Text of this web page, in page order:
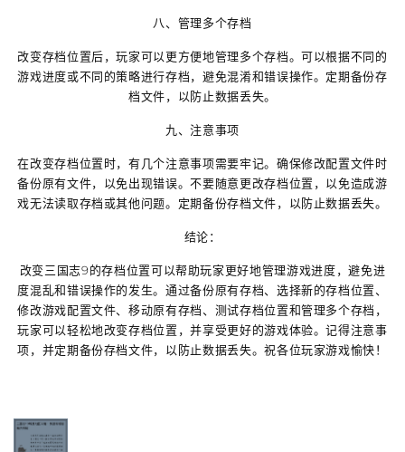
八、管理多个存档
改变存档位置后，玩家可以更方便地管理多个存档。可以根据不同的
游戏进度或不同的策略进行存档，避免混淆和错误操作。定期备份存
档文件，以防止数据丢失。
九、注意事项
在改变存档位置时，有几个注意事项需要牢记。确保修改配置文件时
备份原有文件，以免出现错误。不要随意更改存档位置，以免造成游
戏无法读取存档或其他问题。定期备份存档文件，以防止数据丢失。
结论：
改变三国志9的存档位置可以帮助玩家更好地管理游戏进度，避免进
度混乱和错误操作的发生。通过备份原有存档、选择新的存档位置、
修改游戏配置文件、移动原有存档、测试存档位置和管理多个存档，
玩家可以轻松地改变存档位置，并享受更好的游戏体验。记得注意事
项，并定期备份存档文件，以防止数据丢失。祝各位玩家游戏愉快！